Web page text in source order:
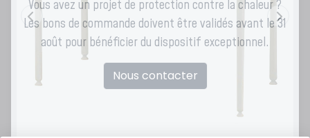
Vous avez un projet de protection contre la chaleur ?
Les bons de commande doivent être validés avant le 31
août pour bénéficier du dispositif exceptionnel.
Nous contacter